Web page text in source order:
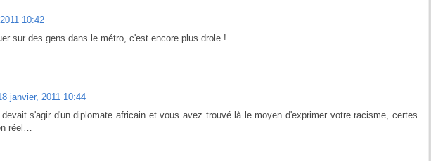
10:42
sur des gens dans le métro, c'est encore plus drole !
janvier, 2011 10:44
s'agir d'un diplomate africain et vous avez trouvé là le moyen d'exprimer votre racisme, certes
réel…